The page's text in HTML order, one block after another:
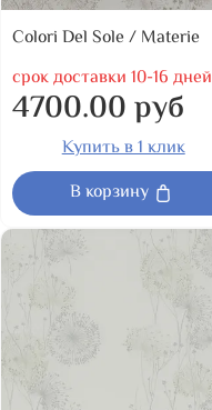
Colori Del Sole / Materie
срок доставки 10-16 дней
4700.00 руб
Купить в 1 клик
В корзину